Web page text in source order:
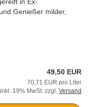
in Ex-
Genießer milder,
49,50 EUR
70,71 EUR pro Liter
inkl. 19% MwSt. zzgl. Versand